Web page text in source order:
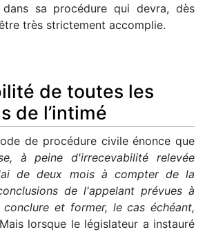
dans sa procédure qui devra, dès
très strictement accomplie.
de toutes les
de l’intimé
de procédure civile énonce que
à peine d'irrecevabilité relevée
de deux mois à compter de la
de l'appelant prévues à
et former, le cas échéant,
Mais lorsque le législateur a instauré